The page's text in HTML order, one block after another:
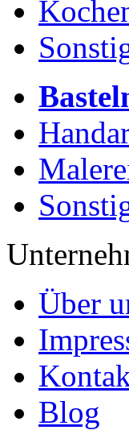
Über
Blog